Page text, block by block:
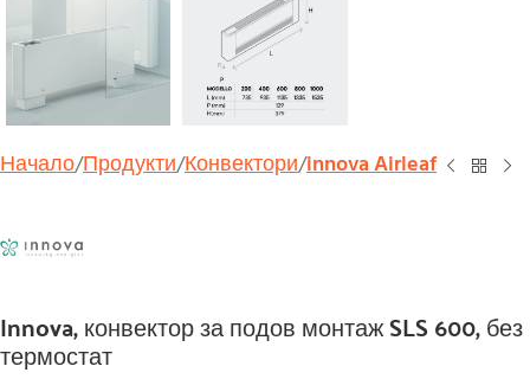
Начало Продукти Конвектори innova Airleaf
Innova, конвектор за подов монтаж SLS 600, без
термостат